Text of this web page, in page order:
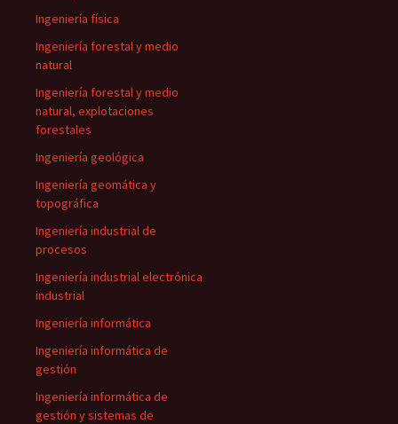
Ingeniería física
Ingeniería forestal y medio
natural
Ingeniería forestal y medio
natural, explotaciones
forestales
Ingeniería geológica
Ingeniería geomática y
topográfica
Ingeniería industrial de
procesos
Ingeniería industrial electrónica
industrial
Ingeniería informática
Ingeniería informática de
gestión
Ingeniería informática de
gestión y sistemas de